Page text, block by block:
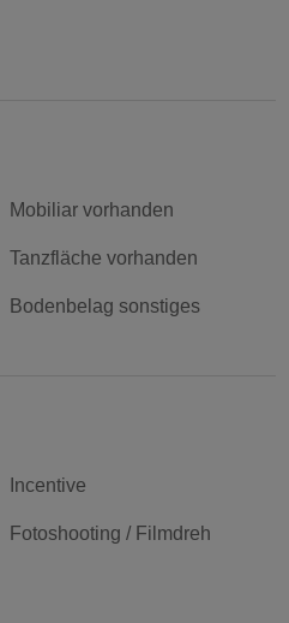
Mobiliar vorhanden
Tanzfläche vorhanden
Bodenbelag sonstiges
Incentive
Fotoshooting / Filmdreh